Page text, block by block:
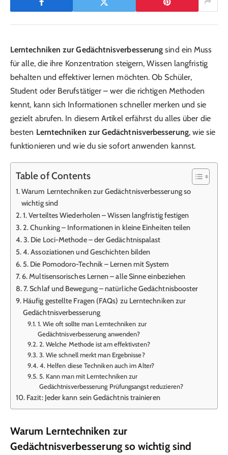
Lerntechniken zur Gedächtnisverbesserung sind ein Muss
für alle, die ihre Konzentration steigern, Wissen langfristig
behalten und effektiver lernen möchten. Ob Schüler,
Student oder Berufstätiger – wer die richtigen Methoden
kennt, kann sich Informationen schneller merken und sie
gezielt abrufen. In diesem Artikel erfährst du alles über die
besten Lerntechniken zur Gedächtnisverbesserung, wie sie
funktionieren und wie du sie sofort anwenden kannst.
Table of Contents
Warum Lerntechniken zur Gedächtnisverbesserung so
wichtig sind
1. Verteiltes Wiederholen – Wissen langfristig festigen
2. Chunking – Informationen in kleine Einheiten teilen
3. Die Loci-Methode – der Gedächtnispalast
4. Assoziationen und Geschichten bilden
5. Die Pomodoro-Technik – Lernen mit System
6. Multisensorisches Lernen – alle Sinne einbeziehen
7. Schlaf und Bewegung – natürliche Gedächtnisbooster
Häufig gestellte Fragen (FAQs) zu Lerntechniken zur
Gedächtnisverbesserung
1. Wie oft sollte man Lerntechniken zur
Gedächtnisverbesserung anwenden?
2. Welche Methode ist am effektivsten?
3. Wie schnell merkt man Ergebnisse?
4. Helfen diese Techniken auch im Alter?
5. Kann man mit Lerntechniken zur
Gedächtnisverbesserung Prüfungsangst reduzieren?
Fazit: Jeder kann sein Gedächtnis trainieren
Warum Lerntechniken zur
Gedächtnisverbesserung so wichtig sind